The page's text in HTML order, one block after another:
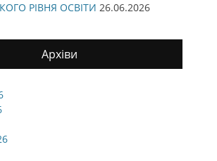
РІВНЯ ОСВІТИ 26.06.2026
Архіви